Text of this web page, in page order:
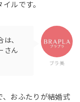
ルです。
ブラ美
、
さん
、おふたりが結婚式